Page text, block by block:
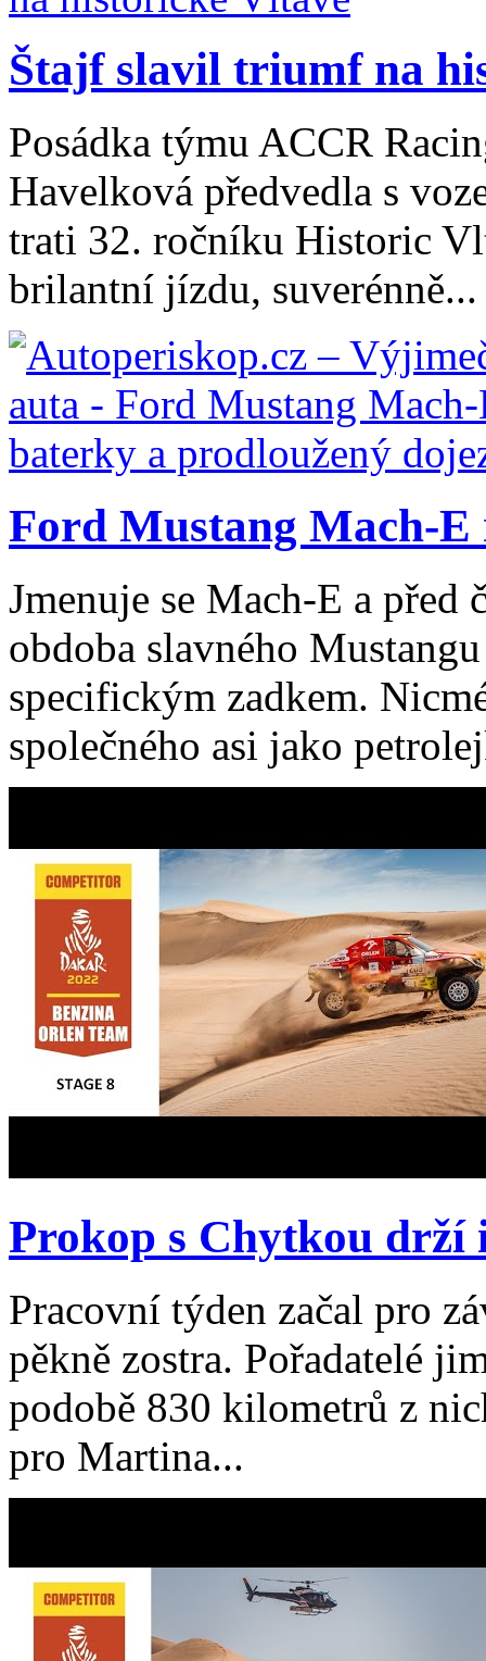
Štajf slavil triumf na
Posádka týmu ACCR
Havelková předvedla s
trati 32. ročníku Historic
brilantní jízdu, suverénně...
Ford Mustang Mach-E
Jmenuje se Mach-E a
obdoba slavného
specifickým zadkem.
společného asi jako
Prokop s Chytkou drží
Pracovní týden začal pro
pěkně zostra. Pořadatelé
podobě 830 kilometrů z
pro Martina...